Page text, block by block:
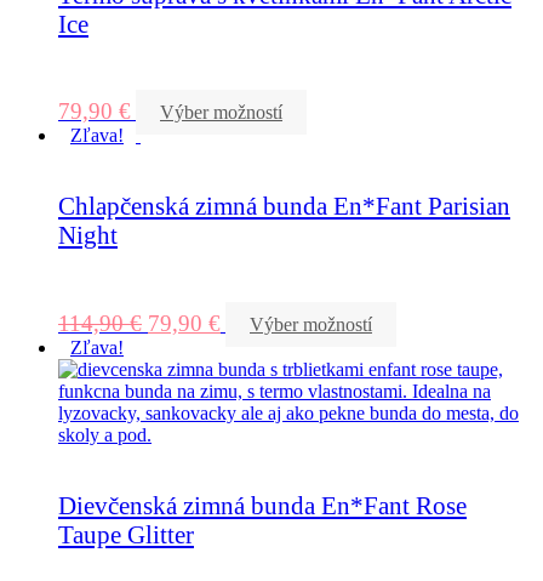
Ice
79,90 €
Výber možností
Zľava!
Chlapčenská zimná bunda En*Fant Parisian
Night
114,90€ 79,90 €
Výber možností
Zľava!
Dievčenská zimná bunda En*Fant Rose
Taupe Glitter